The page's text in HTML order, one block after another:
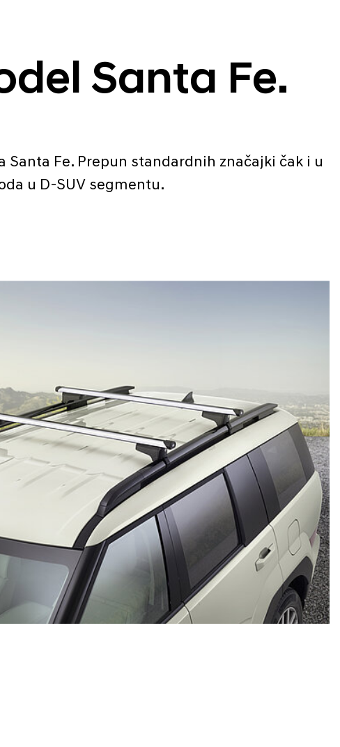
Santa Fe.
Fe. Prepun standardnih značajki čak i u
u D-SUV segmentu.